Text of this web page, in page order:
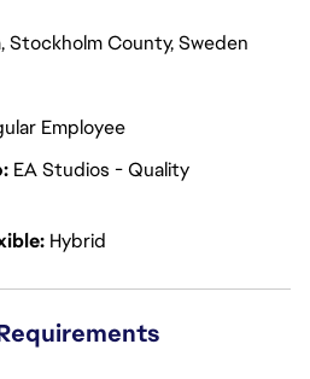
Stockholm County, Sweden
Employee
EA Studios - Quality
Hybrid